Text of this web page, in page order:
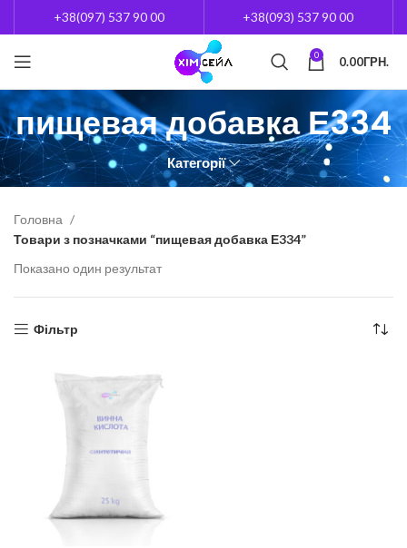
+38(097) 537 90 00 +38(093) 537 90 00
0 0.00ГРН.
пищевая добавка Е334
Категорії
Головна
Товари з позначками “пищевая добавка Е334”
Показано один результат
Фільтр